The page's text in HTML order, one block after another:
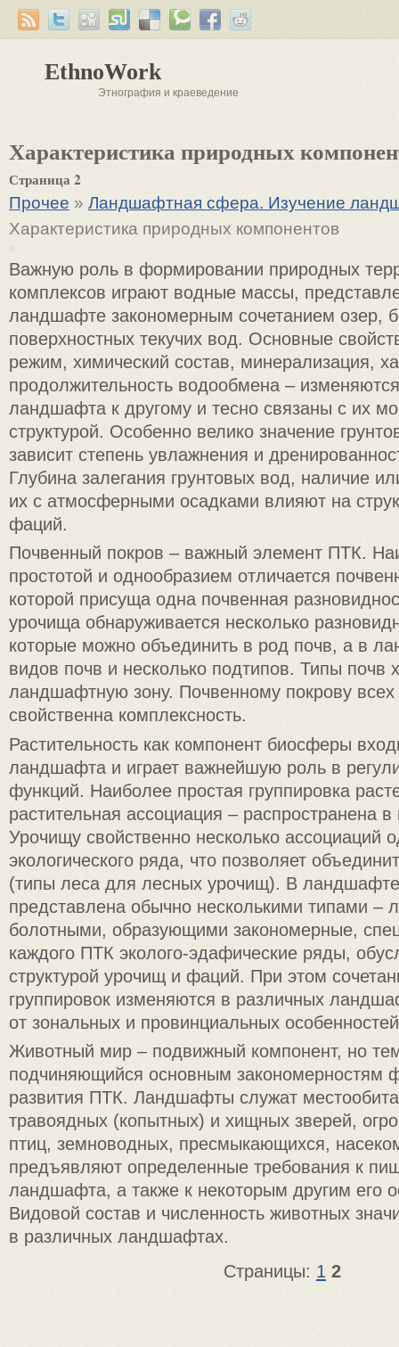
EthnoWork
Этнография и краеведение
Характеристика природных
Страница 2
Прочее » Ландшафтная сфера. Изучение
Характеристика природных компонентов
Важную роль в формировании природных
комплексов играют водные массы,
ландшафте закономерным сочетанием озер,
поверхностных текучих вод. Основные
режим, химический состав, минерализация,
продолжительность водообмена –
ландшафта к другому и тесно связаны с их
структурой. Особенно велико значение
зависит степень увлажнения и
Глубина залегания грунтовых вод, наличие
их с атмосферными осадками влияют на
фаций.
Почвенный покров – важный элемент ПТК.
простотой и однообразием отличается
которой присуща одна почвенная
урочища обнаруживается несколько
которые можно объединить в род почв, а в
видов почв и несколько подтипов. Типы почв
ландшафтную зону. Почвенному покрову
свойственна комплексность.
Растительность как компонент биосферы
ландшафта и играет важнейшую роль в
функций. Наиболее простая группировка
растительная ассоциация – распространена
Урочищу свойственно несколько ассоциаций
экологического ряда, что позволяет
(типы леса для лесных урочищ). В ландшафте
представлена обычно несколькими типами –
болотными, образующими закономерные,
каждого ПТК эколого-эдафические ряды,
структурой урочищ и фаций. При этом
группировок изменяются в различных
от зональных и провинциальных
Животный мир – подвижный компонент, но
подчиняющийся основным закономерностям
развития ПТК. Ландшафты служат
травоядных (копытных) и хищных зверей,
птиц, земноводных, пресмыкающихся,
предъявляют определенные требования к
ландшафта, а также к некоторым другим его
Видовой состав и численность животных
в различных ландшафтах.
Страницы: 1 2